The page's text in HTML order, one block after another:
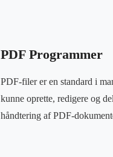
PDF Programmer
PDF-filer er en standard i
kunne oprette, redigere og
håndtering af PDF-